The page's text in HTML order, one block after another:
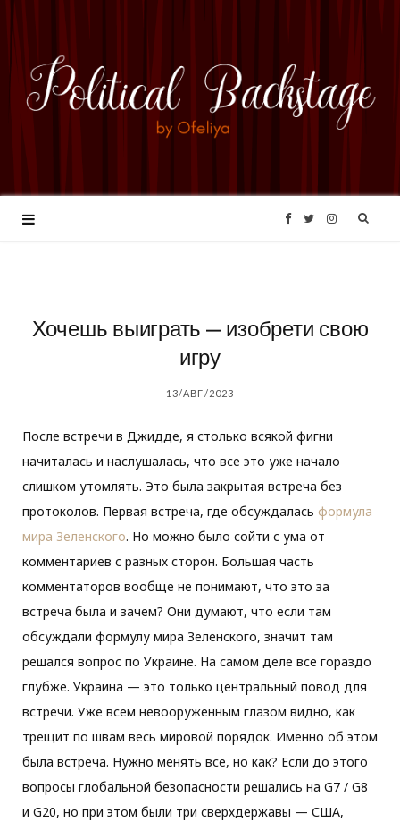
F
o
k
T
r
I
r
Хочешь выиграть — изобрети свою
игру
13/АВГ/2023
После встречи в Джидде, я столько всякой фигни
начиталась и наслушалась, что все это уже начало
слишком утомлять. Это была закрытая встреча без
протоколов. Первая встреча, где обсуждалась формула
мира Зеленского. Но можно было сойти с ума от
комментариев с разных сторон. Большая часть
комментаторов вообще не понимают, что это за
встреча была и зачем? Они думают, что если там
обсуждали формулу мира Зеленского, значит там
решался вопрос по Украине. На самом деле все гораздо
глубже. Украина — это только центральный повод для
встречи. Уже всем невооруженным глазом видно, как
трещит по швам весь мировой порядок. Именно об этом
была встреча. Нужно менять всё, но как? Если до этого
вопросы глобальной безопасности решались на G7 / G8
и G20, но при этом были три сверхдержавы — США,